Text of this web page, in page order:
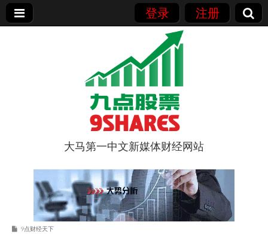
登录 注册
9点股票
大马第一中文新媒体财经网站
9点财经天下